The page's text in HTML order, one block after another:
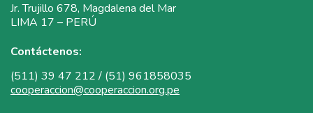
Jr. Trujillo 678, Magdalena del Mar
LIMA 17 – PERÚ
Contáctenos:
(511) 39 47 212 / (51) 961858035
cooperaccion@cooperaccion.org.pe